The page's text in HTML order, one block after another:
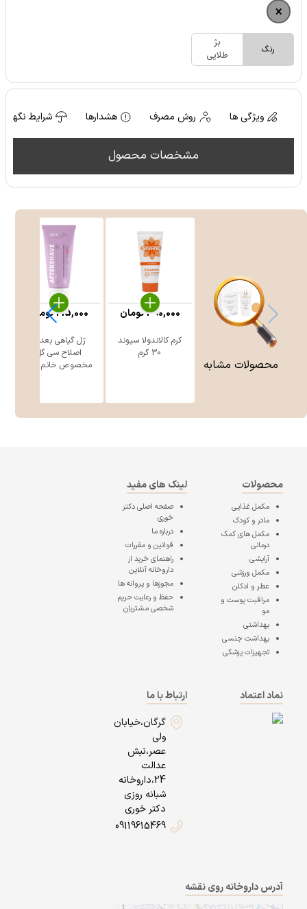
رنگ
بژ
طلایی
ویژگی ها روش مصرف هشدارها شرایط
مشخصات محصول
محصولات مشابه
کرم کالاندولا سیوند
30 گرم
390,000تومان
ژل گیاهی بعد از
اصلاح سی گل
مخصوص خانم ه ...
215,000تومان
محصولات
مکمل غذایی
مادر و کودک
مکمل های کمک
درمانی
آرایشی
مکمل ورزشی
عطر و ادکلن
مراقبت پوست و
مو
بهداشتی
بهداشت جنسی
تجهیزات پزشکی
لینک های مفید
صفحه اصلیدکتر
خوری
درباره ما
قوانین و مقررات
راهنمای خرید از
داروخانه آنلاین
مجوزها و پروانه ها
حفظ و رعایت حریم
شخصی مشتریان
نماد اعتماد
ارتباط با ما
گرگان،خیابان
ولی
عصر،نبش
عدالت
24،داروخانه
شبانه روزی
دکتر خوری
09119615469
آدرس داروخانه روی نقشه